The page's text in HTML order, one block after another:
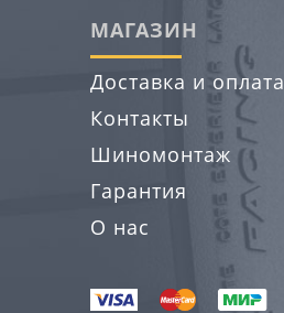
МАГАЗИН
Доставка и оплата
Контакты
Шиномонтаж
Гарантия
О нас